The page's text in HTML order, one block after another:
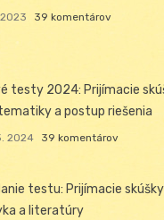
2023 39 komentárov
testy 2024: Prijímacie
a postup riešenia
2024 39 komentárov
testu: Prijímacie
a literatúry